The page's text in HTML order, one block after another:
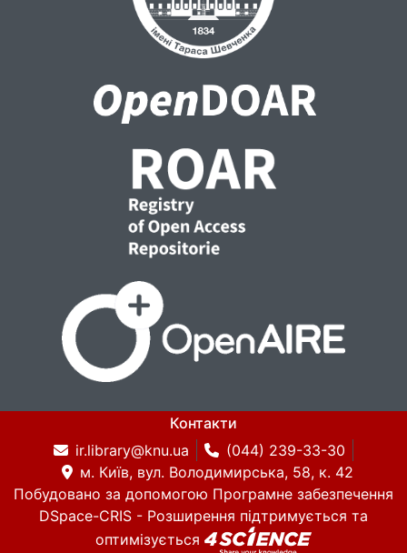
Контакти
ir.library@knu.ua
(044) 239-33-30
м. Київ, вул. Володимирська, 58, к. 42
Побудовано за допомогою Програмне забезпечення
DSpace-CRIS - Розширення підтримується та
оптимізується